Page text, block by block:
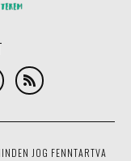
JOG FENNTARTVA